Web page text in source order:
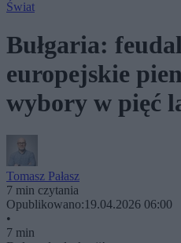
Świat
Bułgaria:
europejskie
wybory w pięć
Tomasz Pałasz
7 min czytania
Opublikowano:19.04.2026 06:00
•
7 min